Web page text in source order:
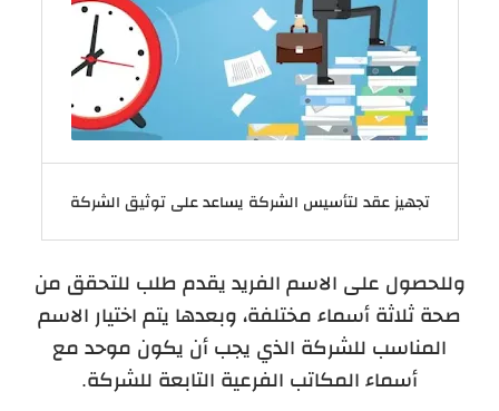
تجهيز عقد لتأسيس الشركة يساعد على توثيق الشركة
وللحصول على الاسم الفريد يقدم طلب للتحقق من
صحة ثلاثة أسماء مختلفة، وبعدها يتم اختيار الاسم
المناسب للشركة الذي يجب أن يكون موحد مع
أسماء المكاتب الفرعية التابعة للشركة.